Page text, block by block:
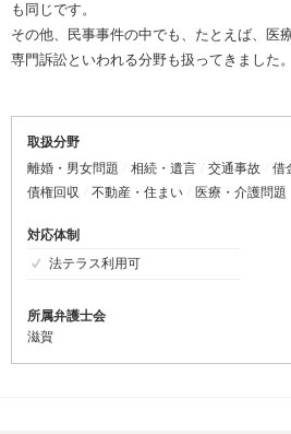
も同じです。
その他、民事事件の中でも、たとえば、医
専門訴訟といわれる分野も扱ってきました。
取扱分野
離婚・男女問題
相続・遺言 交通事故 借
債権回収
不動産・住まい 医療・介護問題
対応体制
法テラス利用可
所属弁護士会
滋賀